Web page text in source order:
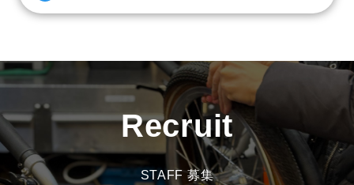
Recruit
STAFF 募集